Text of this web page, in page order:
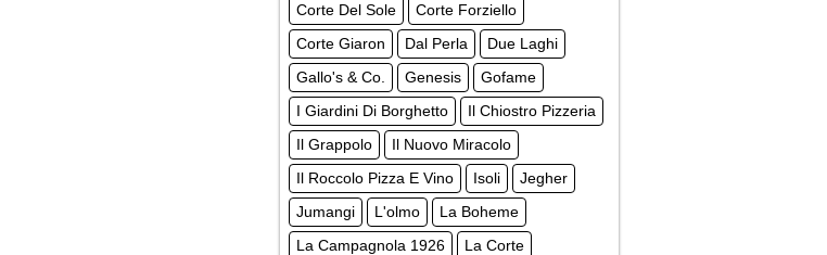
Corte Del Sole
Corte Forziello
Corte Giaron
Dal Perla
Due Laghi
Gallo's & Co.
Genesis
Gofame
I Giardini Di Borghetto
Il Chiostro Pizzeria
Il Grappolo
Il Nuovo Miracolo
Il Roccolo Pizza E Vino
Isoli
Jegher
Jumangi
L'olmo
La Boheme
La Campagnola 1926
La Corte